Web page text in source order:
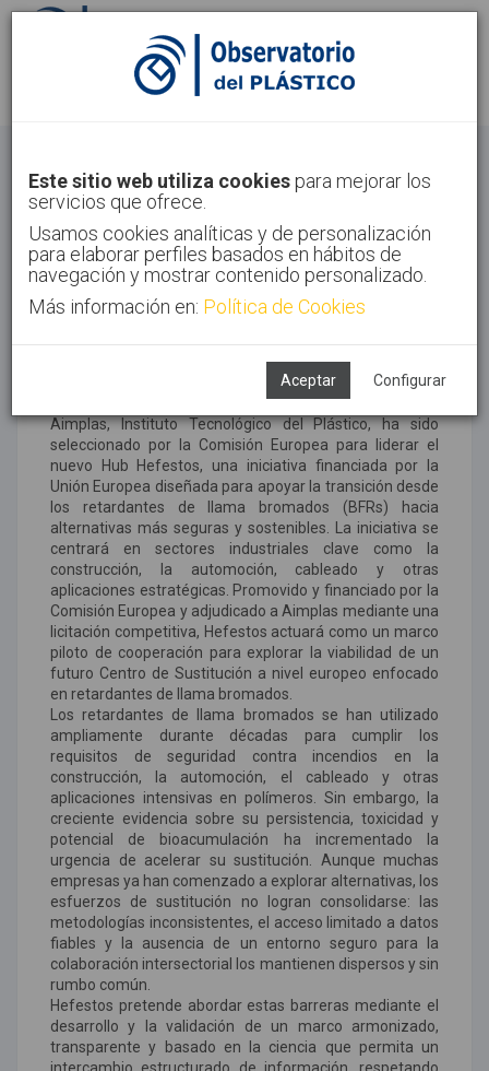
Identifícate Regístrate
Inicio Noticias
Este sitio web utiliza cookies para mejorar los
servicios que ofrece.
Usamos cookies analíticas y de personalización
para elaborar perfiles basados en hábitos de
navegación y mostrar contenido personalizado.
Más información en: Política de Cookies
Aceptar Configurar
Aimplas liderará el Hub
Hefectos, para impulsar
retardantes de llama más
Aimplas, Instituto Tecnológico del Plástico, ha sido
seleccionado por la Comisión Europea para liderar el
nuevo Hub Hefestos, una iniciativa financiada por la
Unión Europea diseñada para apoyar la transición desde
los retardantes de llama bromados (BFRs) hacia
alternativas más seguras y sostenibles. La iniciativa se
centrará en sectores industriales clave como la
construcción, la automoción, cableado y otras
aplicaciones estratégicas. Promovido y financiado por la
Comisión Europea y adjudicado a Aimplas mediante una
licitación competitiva, Hefestos actuará como un marco
piloto de cooperación para explorar la viabilidad de un
futuro Centro de Sustitución a nivel europeo enfocado
en retardantes de llama bromados.
Los retardantes de llama bromados se han utilizado
ampliamente durante décadas para cumplir los
requisitos de seguridad contra incendios en la
construcción, la automoción, el cableado y otras
aplicaciones intensivas en polímeros. Sin embargo, la
creciente evidencia sobre su persistencia, toxicidad y
potencial de bioacumulación ha incrementado la
urgencia de acelerar su sustitución. Aunque muchas
empresas ya han comenzado a explorar alternativas, los
esfuerzos de sustitución no logran consolidarse: las
metodologías inconsistentes, el acceso limitado a datos
fiables y la ausencia de un entorno seguro para la
colaboración intersectorial los mantienen dispersos y sin
rumbo común.
Hefestos pretende abordar estas barreras mediante el
desarrollo y la validación de un marco armonizado,
transparente y basado en la ciencia que permita un